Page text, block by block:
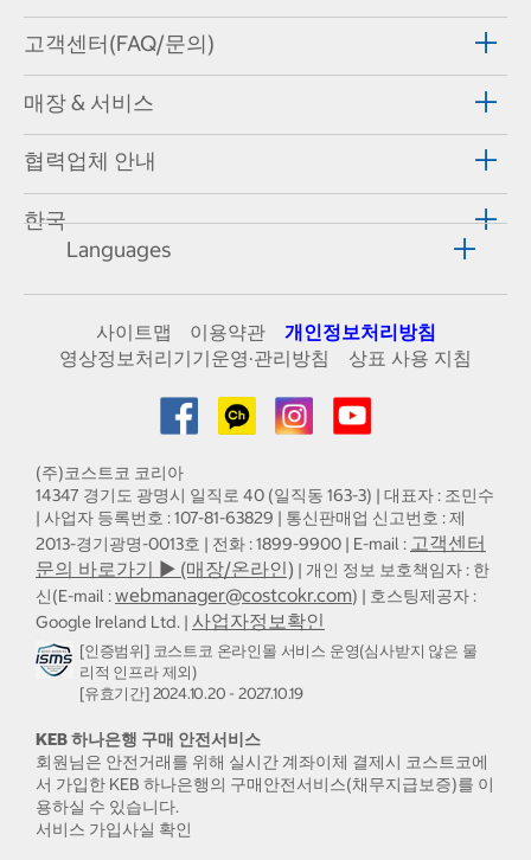
고객센터(FAQ/문의)
매장 & 서비스
협력업체 안내
한국
Languages
사이트맵 이용약관
개인정보처리방침
영상정보처리기기운영·관리방침
상표 사용 지침
(주)코스트코 코리아
14347 경기도 광명시 일직로 40 (일직동 163-3) | 대표자 : 조민수
| 사업자 등록번호 : 107-81-63829 | 통신판매업 신고번호 : 제
2013-경기광명-0013호 | 전화 : 1899-9900 | E-mail : 고객센터
문의 바로가기 ▶ (매장/온라인) | 개인 정보 보호책임자 : 한
신(E-mail :webmanager@costcokr.com) | 호스팅제공자 :
Google Ireland Ltd. | 사업자정보확인
[인증범위] 코스트코 온라인몰 서비스 운영(심사받지 않은 물
리적 인프라 제외)
[유효기간] 2024.10.20 - 2027.10.19
KEB 하나은행 구매 안전서비스
회원님은 안전거래를 위해 실시간 계좌이체 결제시 코스트코에
서 가입한 KEB 하나은행의 구매안전서비스(채무지급보증)를 이
용하실 수 있습니다.
서비스 가입사실 확인